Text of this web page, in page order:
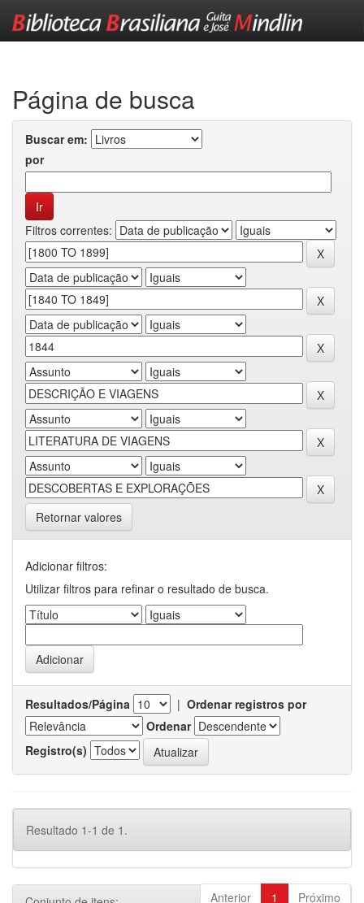
Página de busca
Buscar em:
por
Filtros correntes:
Retornar valores
Adicionar filtros:
Utilizar filtros para refinar o resultado de busca.
Resultados/Página | Ordenar registros por
Ordenar
Registro(s)
Resultado 1-1 de 1.
Anterior 1 Próximo